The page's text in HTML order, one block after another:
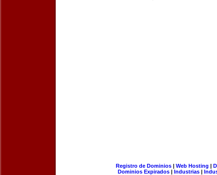
Registro de Dominios| Web Hosting |
Dominios Expirados | Industrias |